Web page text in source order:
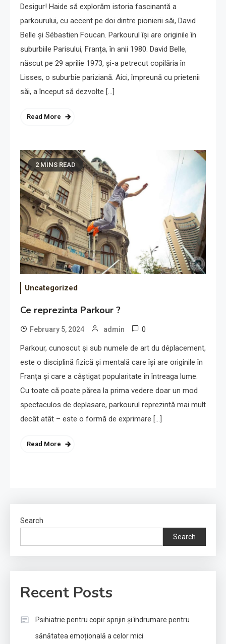
Desigur! Haide să explorăm istoria fascinantă a
parkourului, cu accent pe doi dintre pionierii săi, David
Belle și Sébastien Foucan. Parkourul își are originile în
suburbiile Parisului, Franța, în anii 1980. David Belle,
născut pe 29 aprilie 1973, și-a petrecut copilăria în
Lisses, o suburbie pariziană. Aici, împreună cu prietenii
săi, a început să dezvolte […]
Read More
2 MINS READ
Uncategorized
Ce reprezinta Parkour ?
February 5, 2024 admin 0
Parkour, cunoscut și sub numele de art du déplacement,
este o disciplină fizică și mentală care își are originile în
Franța și care a câștigat popularitate în întreaga lume.
Cu toate că poate părea la prima vedere doar un mod
spectaculos de deplasare, parkourul reprezintă mai mult
decât atât – este o formă de exprimare […]
Read More
Search
Search
Recent Posts
Psihiatrie pentru copii: sprijin și îndrumare pentru
sănătatea emoțională a celor mici